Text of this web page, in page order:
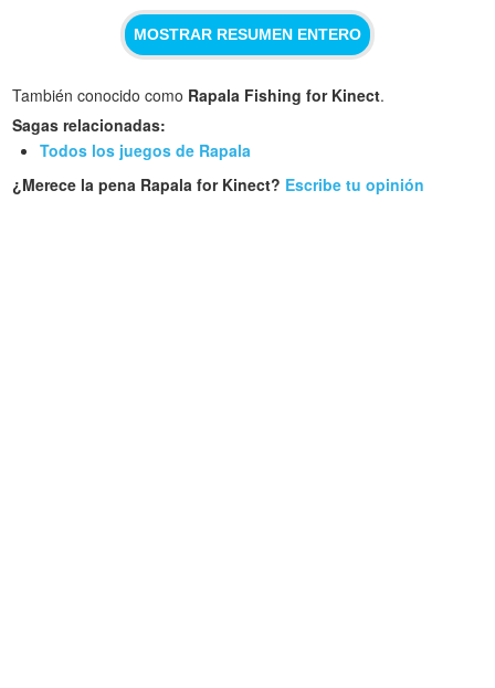
MOSTRAR RESUMEN ENTERO
También conocido como Rapala Fishing for Kinect.
Sagas relacionadas:
Todos los juegos de Rapala
¿Merece la pena Rapala for Kinect? Escribe tu opinión